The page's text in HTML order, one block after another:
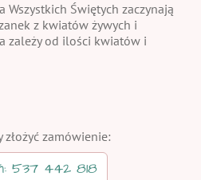
Wszystkich Świętych zaczynają
z kwiatów żywych i
zależy od ilości kwiatów i
złożyć zamówienie:
537 442 818